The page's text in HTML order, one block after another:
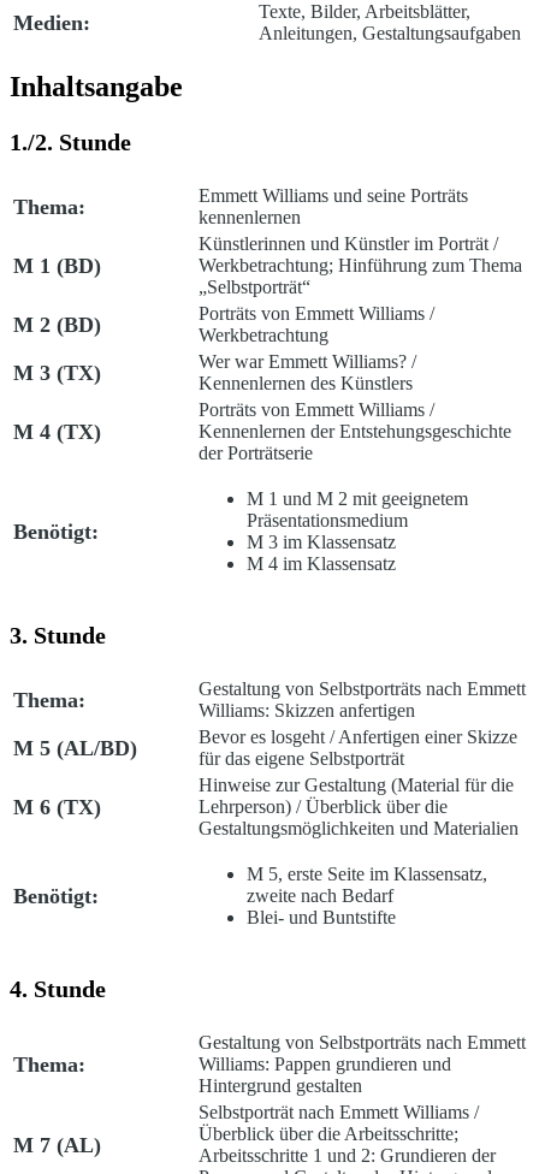
Medien:
Texte, Bilder, Arbeitsblätter,
Anleitungen, Gestaltungsaufgaben
Inhaltsangabe
1./2. Stunde
Thema:
Emmett Williams und seine Porträts
kennenlernen
M 1 (BD)
Künstlerinnen und Künstler im Porträt /
Werkbetrachtung; Hinführung zum Thema
„Selbstporträt“
M 2 (BD)
Porträts von Emmett Williams /
Werkbetrachtung
M 3 (TX)
Wer war Emmett Williams? /
Kennenlernen des Künstlers
M 4 (TX)
Porträts von Emmett Williams /
Kennenlernen der Entstehungsgeschichte
der Porträtserie
Benötigt:
M 1 und M 2 mit geeignetem
Präsentationsmedium
M 3 im Klassensatz
M 4 im Klassensatz
3. Stunde
Thema:
Gestaltung von Selbstporträts nach Emmett
Williams: Skizzen anfertigen
M 5 (AL/BD) Bevor es losgeht /Anfertigen einer Skizze
für das eigene Selbstporträt
M 6 (TX)
Hinweise zur Gestaltung (Material für die
Lehrperson) /Überblick über die
Gestaltungsmöglichkeiten und Materialien
Benötigt:
M 5, erste Seite im Klassensatz,
zweite nach Bedarf
Blei- und Buntstifte
4. Stunde
Thema:
Gestaltung von Selbstporträts nach Emmett
Williams: Pappen grundieren und
Hintergrund gestalten
M 7 (AL)
Selbstporträt nach Emmett Williams /
Überblick über die Arbeitsschritte;
Arbeitsschritte 1 und 2: Grundieren der